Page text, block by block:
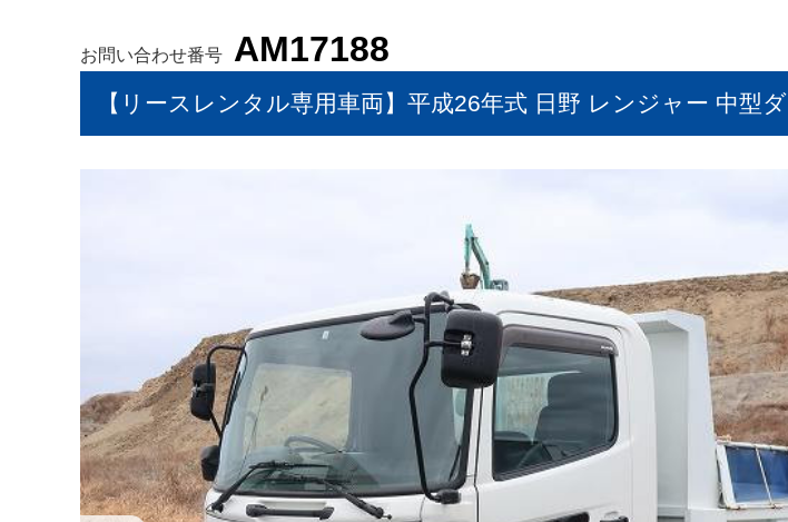
お問い合わせ番号 AM17188
【リースレンタル専用車両】平成26年式 日野 レンジャー 中型